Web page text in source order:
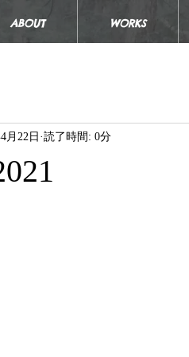
ABOUT WORKS
月22日 読了時間: 0分